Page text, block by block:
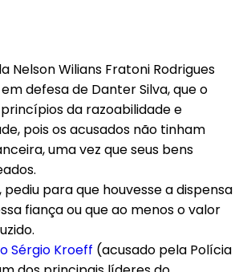
Nelson Wilians Fratoni Rodrigues
defesa de Danter Silva, que o
da razoabilidade e
pois os acusados não tinham
uma vez que seus bens
pediu para que houvesse a dispensa
fiança ou que ao menos o valor
Sérgio Kroeff (acusado pela Polícia